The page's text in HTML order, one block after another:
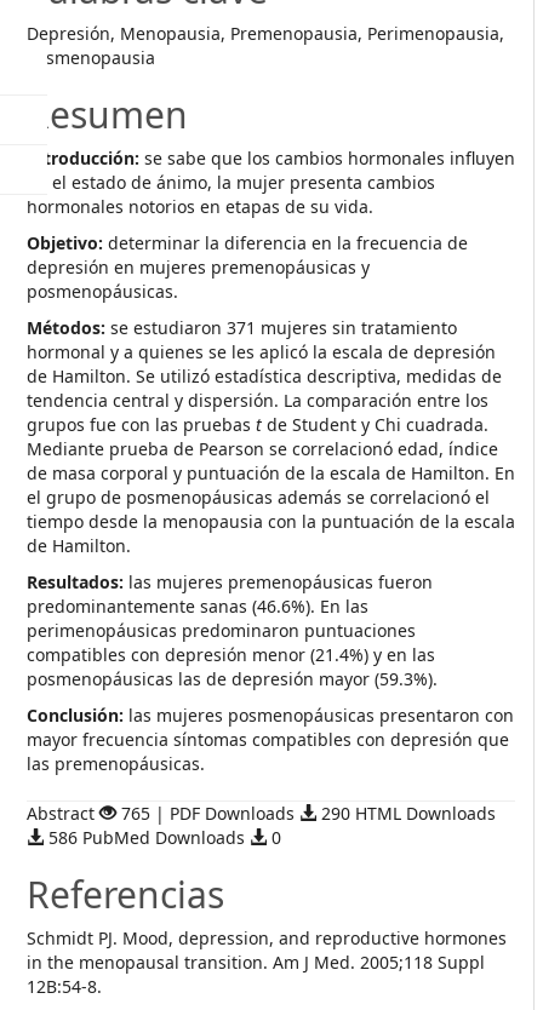
Depresión, Menopausia, Premenopausia, Perimenopausia,
Posmenopausia
Resumen
Introducción: se sabe que los cambios hormonales influyen
en el estado de ánimo, la mujer presenta cambios
hormonales notorios en etapas de su vida.
Objetivo: determinar la diferencia en la frecuencia de
depresión en mujeres premenopáusicas y
posmenopáusicas.
Métodos: se estudiaron 371 mujeres sin tratamiento
hormonal y a quienes se les aplicó la escala de depresión
de Hamilton. Se utilizó estadística descriptiva, medidas de
tendencia central y dispersión. La comparación entre los
grupos fue con las pruebas tde Student y Chi cuadrada.
Mediante prueba de Pearson se correlacionó edad, índice
de masa corporal y puntuación de la escala de Hamilton. En
el grupo de posmenopáusicas además se correlacionó el
tiempo desde la menopausia con la puntuación de la escala
de Hamilton.
Resultados: las mujeres premenopáusicas fueron
predominantemente sanas (46.6%). En las
perimenopáusicas predominaron puntuaciones
compatibles con depresión menor (21.4%) y en las
posmenopáusicas las de depresión mayor (59.3%).
Conclusión: las mujeres posmenopáusicas presentaron con
mayor frecuencia síntomas compatibles con depresión que
las premenopáusicas.
Abstract 765 | PDF Downloads
290 HTML Downloads
586 PubMed Downloads
0
Referencias
Schmidt PJ. Mood, depression, and reproductive hormones
in the menopausal transition. Am J Med. 2005;118 Suppl
12B:54-8.